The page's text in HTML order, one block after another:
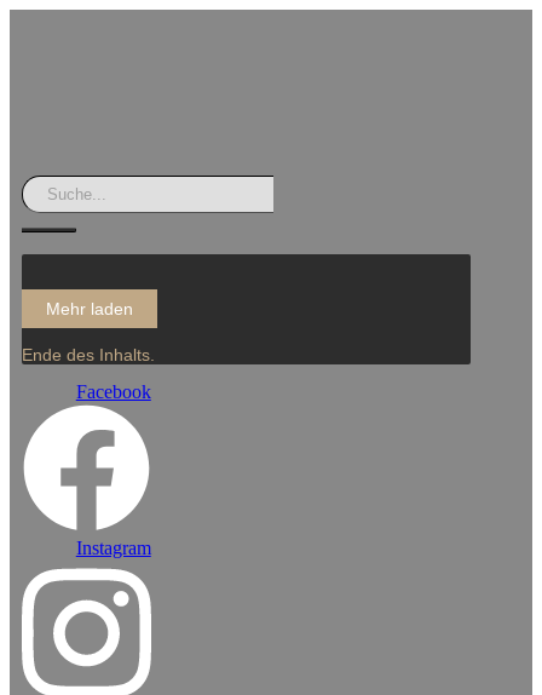
Mehr laden
Ende des Inhalts.
Facebook
Instagram